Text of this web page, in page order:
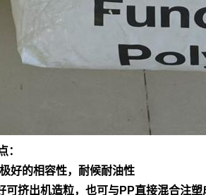
：
好的相容性，耐候耐油性
可挤出机造粒，也可与PP直接混合注塑